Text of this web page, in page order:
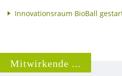
Innovationsraum BioBall
Mitwirkende ...